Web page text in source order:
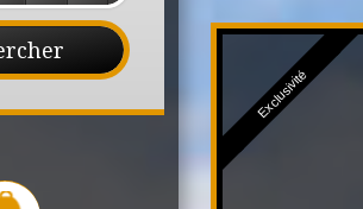
Exclusivité